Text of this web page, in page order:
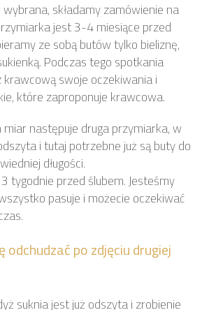
wybrana, składamy zamówienie na
jest 3-4 miesiące przed
ze sobą butów tylko bieliznę,
Podczas tego spotkania
swoje oczekiwania i
które zaproponuje krawcowa.
następuje druga przymiarka, w
i tutaj potrzebne już są buty do
długości.
tygodnie przed ślubem. Jesteśmy
pasuje i możecie oczekiwać
odchudzać po zdjęciu drugiej
suknia jest już odszyta i zrobienie